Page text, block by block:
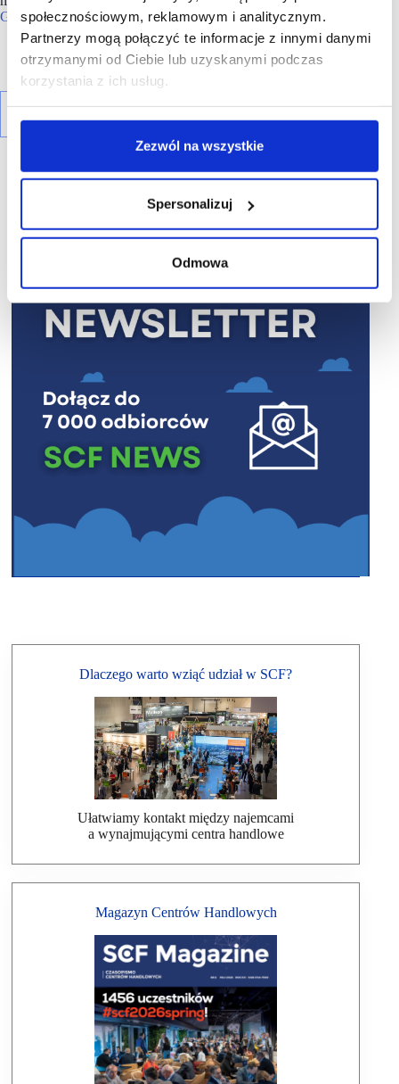
społecznościowym, reklamowym i analitycznym.
Partnerzy mogą połączyć te informacje z innymi danymi
otrzymanymi od Ciebie lub uzyskanymi podczas
korzystania z ich usług.
Zezwól na wszystkie
Spersonalizuj
Odmowa
Gemini Holding Sp. z o.o.
Dlaczego warto wziąć udział w SCF?
Ułatwiamy kontakt między najemcami
a wynajmującymi centra handlowe
Magazyn Centrów Handlowych